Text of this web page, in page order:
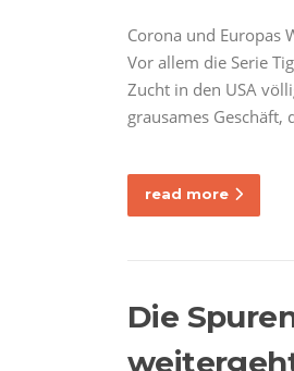
Corona und Europas
Vor allem die Serie
Zucht in den USA
grausames Geschäft,
read more
Die